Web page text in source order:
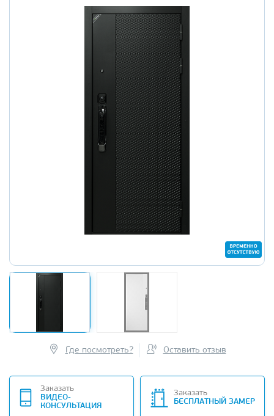
Где посмотреть? Оставить отзыв
Заказать
ВИДЕО-
КОНСУЛЬТАЦИЯ
Заказать
БЕСПЛАТНЫЙ ЗАМЕР